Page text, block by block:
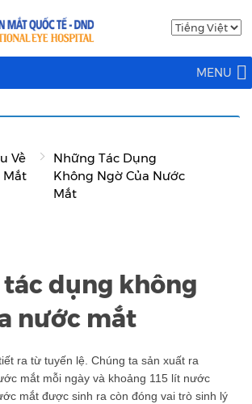
MENU
Về
Mắt
Những Tác Dụng
Không Ngờ Của Nước
Mắt
dụng không
nước mắt
ra từ tuyến lệ. Chúng ta sản xuất ra
mắt mỗi ngày và khoảng 115 lít nước
mắt được sinh ra còn đóng vai trò sinh lý